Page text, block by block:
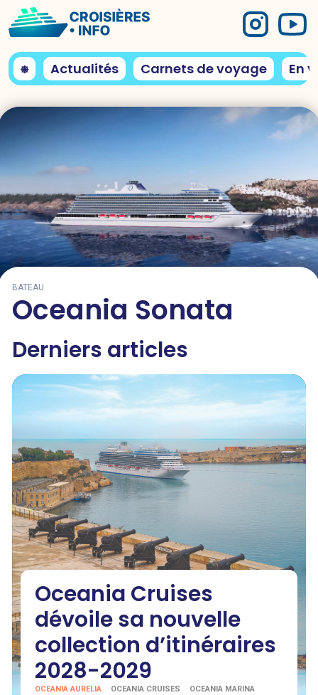
⎈ Actualités Carnets de voyage En
BATEAU
Oceania Sonata
Derniers articles
Oceania Cruises
dévoile sa nouvelle
collection d’itinéraires
2028-2029
OCEANIA AURELIA OCEANIA CRUISES
OCEANIA MARINA